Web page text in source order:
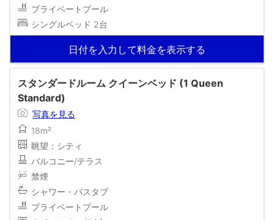
プライベートプール
シングルベッド 2台
日付を入力して料金を表示する
スタンダードルーム クイーンベッド (1 Queen
Standard)
写真を見る
18m²
眺望：シティ
バルコニー/テラス
禁煙
シャワー・バスタブ
プライベートプール